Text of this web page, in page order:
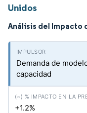
Unidos
Análisis del Impacto
Demanda de
capacidad
+1.2%